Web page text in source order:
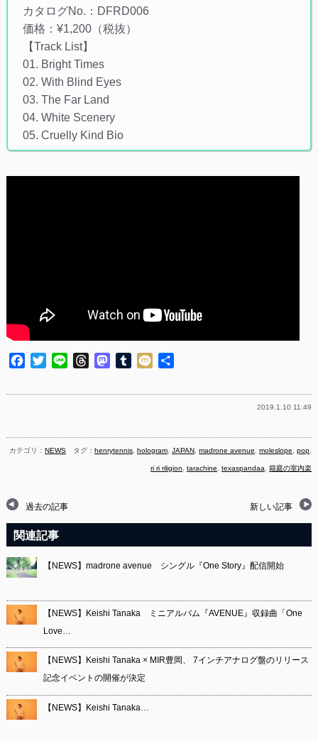
カタログNo.：DFRD006
価格：¥1,200（税抜）
【Track List】
01. Bright Times
02. With Blind Eyes
03. The Far Land
04. White Scenery
05. Cruelly Kind Bio
Facebook
TwitterLine ThreadsMastodon
Tumblr
Mixi
2019.1.10 11:49
カテゴリ：NEWS タグ：henrytennis ,hologram ,JAPAN ,madrone avenue ,moleslope ,pop
ri ri riligion ,tarachine ,texaspandaa ,箱庭の室内楽
過去の記事 新しい記事
関連記事
【NEWS】madrone avenue シングル『One Story』配信開始
【NEWS】Keishi Tanaka ミニアルバム『AVENUE』収録曲「One
Love…
【NEWS】Keishi Tanaka × MIR豊岡、 7インチアナログ盤のリリース
記念イベントの開催が決定
【NEWS】Keishi Tanaka…